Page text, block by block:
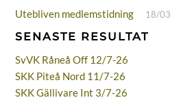
Utebliven medlemstidning 18/03
SENASTE RESULTAT
SvVK Råneå Off 12/7-26
SKK Piteå Nord 11/7-26
SKK Gällivare Int 3/7-26